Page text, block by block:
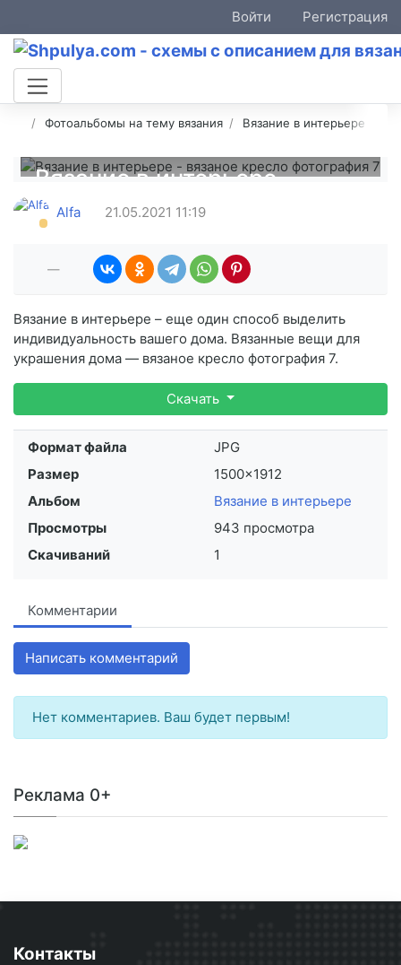
Войти Регистрация
Фотоальбомы на тему вязания Вязание в интерьере
Вязание в интерьере -
вязаное кресло фотография
7
Alfa 21.05.2021 11:19
—
Вязание в интерьере – еще один способ выделить
индивидуальность вашего дома. Вязанные вещи для
украшения дома — вязаное кресло фотография 7.
Скачать
Формат файла
JPG
Размер
1500×1912
Альбом
Вязание в интерьере
Просмотры
943 просмотра
Скачиваний
1
Комментарии
Написать комментарий
Нет комментариев. Ваш будет первым!
Реклама 0+
Контакты